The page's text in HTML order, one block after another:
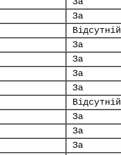
За
Відсутній
За
За
За
За
Відсутній
За
За
За